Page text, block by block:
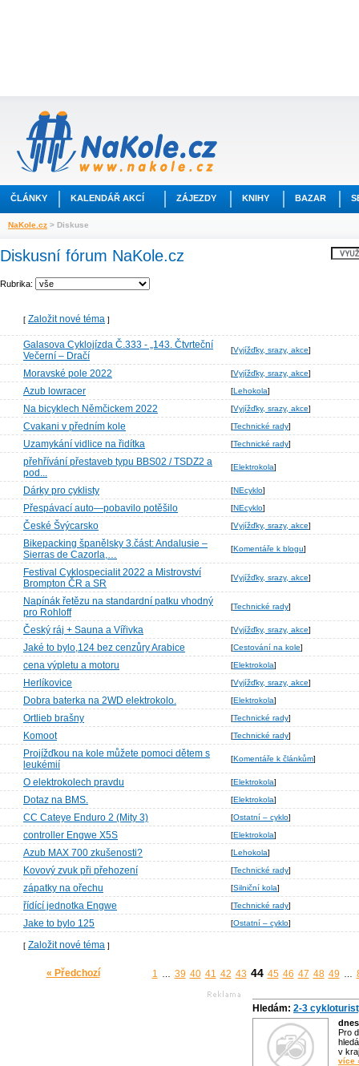
ČLÁNKY KALENDÁŘ AKCÍ ZÁJEZDY KNIHY BAZAR
NaKole.cz > Diskuse
Diskusní fórum NaKole.cz
Rubrika:
[ Založit nové téma ]
Galasova Cyklojízda Č.333 - „143. Čtvrteční
Večerní – Dračí
[Vyjížďky, srazy, akce]
Moravské pole 2022 [Vyjížďky, srazy, akce]
Azub lowracer [Lehokola]
Na bicyklech Němčickem 2022 [Vyjížďky, srazy, akce]
Cvakani v předním kole [Technické rady]
Uzamykání vidlice na řidítka [Technické rady]
přehřívání přestaveb typu BBS02 / TSDZ2 a
pod...
[Elektrokola]
Dárky pro cyklisty [NEcyklo]
Přespávací auto—pobavilo potěšilo [NEcyklo]
České Švýcarsko [Vyjížďky, srazy, akce]
Bikepacking španělsky 3.část: Andalusie –
Sierras de Cazorla,…
[Komentáře k blogu]
Festival Cyklospecialit 2022 a Mistrovství
Brompton ČR a SR
[Vyjížďky, srazy, akce]
Napínák řetězu na standardní patku vhodný
pro Rohloff
[Technické rady]
Český ráj + Sauna a Vířivka [Vyjížďky, srazy, akce]
Jaké to bylo,124 bez cenzůry Arabice [Cestování na kole]
cena výpletu a motoru [Elektrokola]
Herlíkovice [Vyjížďky, srazy, akce]
Dobra baterka na 2WD elektrokolo. [Elektrokola]
Ortlieb brašny [Technické rady]
Komoot [Technické rady]
Projížďkou na kole můžete pomoci dětem s
leukémií
[Komentáře k článkům]
O elektrokolech pravdu [Elektrokola]
Dotaz na BMS. [Elektrokola]
CC Cateye Enduro 2 (Mity 3) [Ostatní – cyklo]
controller Engwe X5S [Elektrokola]
Azub MAX 700 zkušenosti? [Lehokola]
Kovový zvuk při přehození [Technické rady]
zápatky na ořechu [Silniční kola]
řídící jednotka Engwe [Technické rady]
Jake to bylo 125 [Ostatní – cyklo]
[ Založit nové téma ]
« Předchozí 1 39 40 41 42 43 44 45 46 47 48 49
Hledám: 2-3
dnes
Pro
v
více